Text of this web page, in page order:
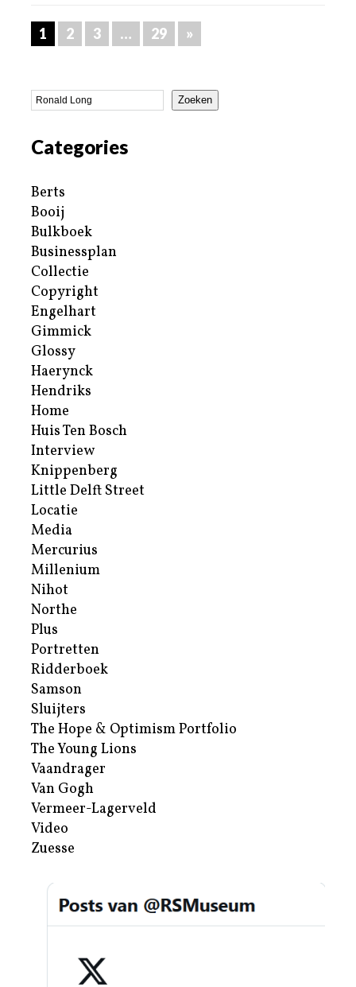
1 2 3 … 29 »
Zoeken
Categories
Berts
Booij
Bulkboek
Businessplan
Collectie
Copyright
Engelhart
Gimmick
Glossy
Haerynck
Hendriks
Home
Huis Ten Bosch
Interview
Knippenberg
Little Delft Street
Locatie
Media
Mercurius
Millenium
Nihot
Northe
Plus
Portretten
Ridderboek
Samson
Sluijters
The Hope & Optimism Portfolio
The Young Lions
Vaandrager
Van Gogh
Vermeer-Lagerveld
Video
Zuesse